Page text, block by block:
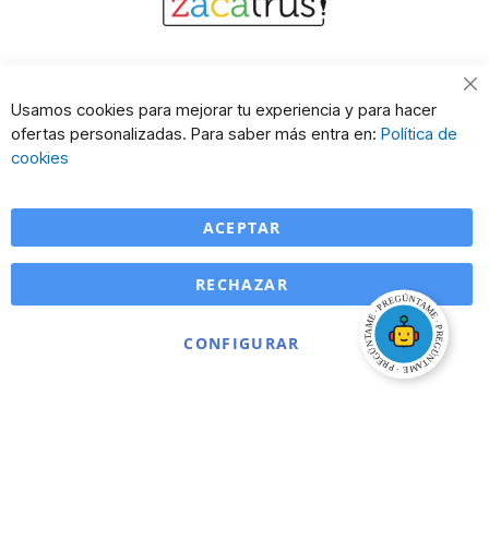
Usamos cookies para mejorar tu experiencia y para hacer
ofertas personalizadas. Para saber más entra en: Política de
cookies
ACEPTAR
CONFIGURAR
RECHAZAR